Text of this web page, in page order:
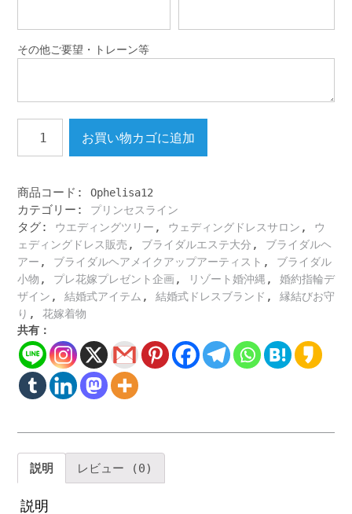
その他ご要望・トレーン等
ン
ス
ラ
イ
ン
プ
レ
花
嫁
コ
ミ
ュ
ニ
テ
愛
い」
絶
お買い物カゴに追加
商品コード: Ophelisa12
カテゴリー: プリンセスライン
タグ: ウエディングツリー , ウェディングドレスサロン ,
ウ
ェディングドレス販売 , ブライダルエステ大分 ,
ブライダルヘ
アー , ブライダルヘアメイクアップアーティスト ,
ブライダル
小物 , プレ花嫁プレゼント企画, リゾート婚沖縄, 婚約指輪デ
ザイン , 結婚式アイテム , 結婚式ドレスブランド , 縁結びお守
り , 花嫁着物
共有：
説明 レビュー (0)
説明